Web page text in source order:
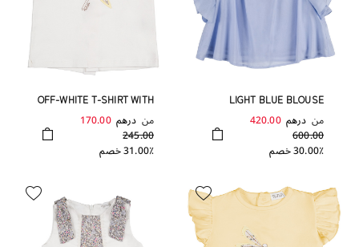
LIGHT BLUE BLOUSE
من درهم 420.00
600.00
30.00٪ خصم
OFF-WHITE T-SHIRT WITH
من درهم 170.00
245.00
31.00٪ خصم